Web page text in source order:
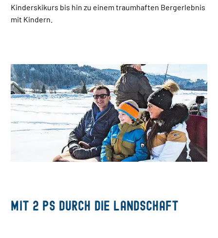
Kinderskikurs bis hin zu einem traumhaften Bergerlebnis
mit Kindern.
Mit 2 PS durch die Landschaft